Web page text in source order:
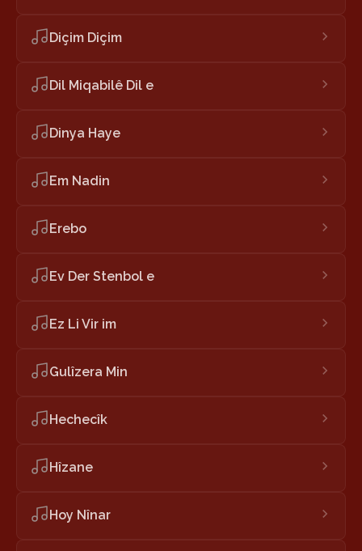
Diçim Diçim
Dil Miqabilê Dil e
Dinya Haye
Em Nadin
Erebo
Ev Der Stenbol e
Ez Li Vir im
Gulîzera Min
Hechecîk
Hîzane
Hoy Nînar